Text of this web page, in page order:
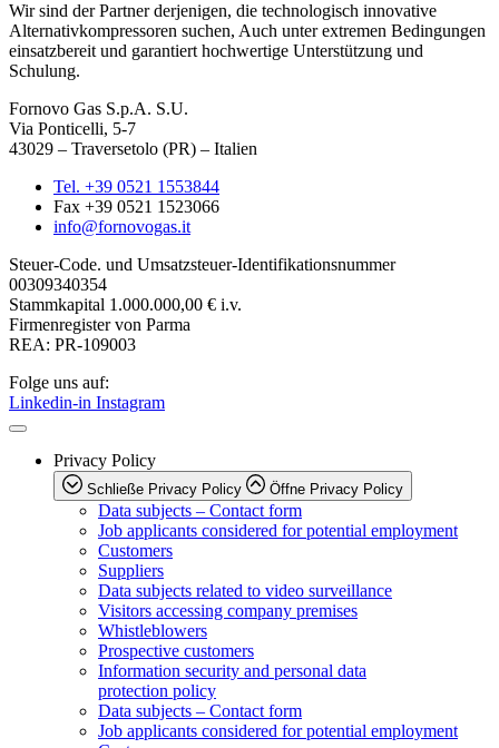
Wir sind der Partner derjenigen, die technologisch innovative
Alternativkompressoren suchen, Auch unter extremen Bedingungen
einsatzbereit und garantiert hochwertige Unterstützung und
Schulung.
Fornovo Gas S.p.A. S.U.
Via Ponticelli, 5-7
43029 – Traversetolo (PR) – Italien
Tel. +39 0521 1553844
Fax +39 0521 1523066
info@fornovogas.it
Steuer-Code. und Umsatzsteuer-Identifikationsnummer
00309340354
Stammkapital 1.000.000,00 € i.v.
Firmenregister von Parma
REA: PR-109003
Folge uns auf:
Linkedin-in Instagram
Privacy Policy
Schließe Privacy Policy Öffne Privacy Policy
Data subjects – Contact form
Job applicants considered for potential employment
Customers
Suppliers
Data subjects related to video surveillance
Visitors accessing company premises
Whistleblowers
Prospective customers
Information security and personal data
protection policy
Data subjects – Contact form
Job applicants considered for potential employment